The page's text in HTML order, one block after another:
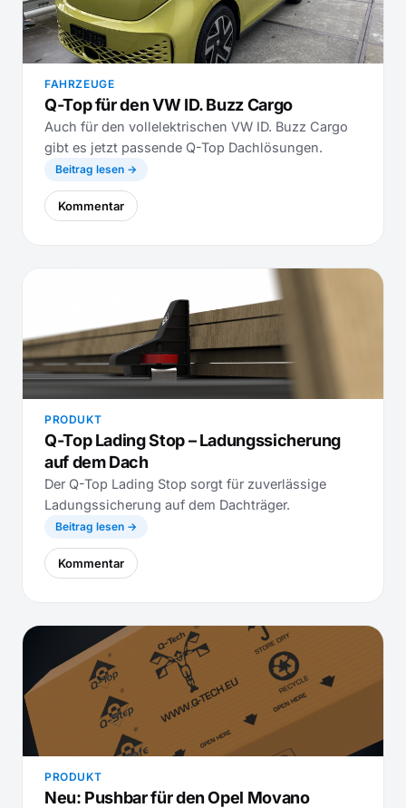
FAHRZEUGE
Q-Top für den VW ID. Buzz Cargo
Auch für den vollelektrischen VW ID. Buzz Cargo
gibt es jetzt passende Q-Top Dachlösungen.
Beitrag lesen →
Kommentar
PRODUKT
Q-Top Lading Stop – Ladungssicherung
auf dem Dach
Der Q-Top Lading Stop sorgt für zuverlässige
Ladungssicherung auf dem Dachträger.
Beitrag lesen →
Kommentar
PRODUKT
Neu: Pushbar für den Opel Movano